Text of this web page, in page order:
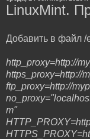
LinuxMint.
Добавить в файл /
http_proxy=http://
https_proxy=http://
ftp_proxy=http://
m"